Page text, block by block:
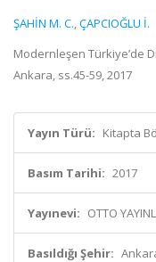
ŞAHİN M. C.,ÇAPCIOĞLU İ.
Modernleşen Türkiye’de
Ankara, ss.45-59, 2017
Yayın Türü: Kitapta
Basım Tarihi: 2017
Yayınevi: OTTO
Basıldığı Şehir: